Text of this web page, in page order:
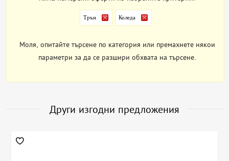
Трън Коледа
Моля, опитайте търсене по категория или премахнете някои
параметри за да се разшири обхвата на търсене.
Други изгодни предложения